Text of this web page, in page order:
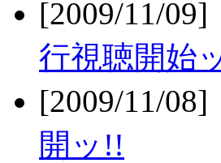
[2009/11/
行視聴開始
[2009/11/
開ッ!!